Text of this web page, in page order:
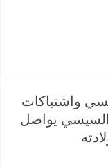
واشتباكات
. الأحد 3 يناير. . السيسي يواصل